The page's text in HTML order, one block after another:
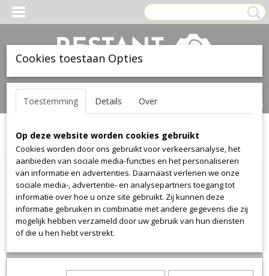
Inloggen Registreren
(0)
Home >Stof>Alcantara>Alcantara 3232
Cookies toestaan Opties
Toestemming Details Over
Op deze website worden cookies gebruikt
Cookies worden door ons gebruikt voor verkeersanalyse, het
aanbieden van sociale media-functies en het personaliseren
van informatie en advertenties. Daarnaast verlenen we onze
sociale media-, advertentie- en analysepartners toegang tot
informatie over hoe u onze site gebruikt. Zij kunnen deze
informatie gebruiken in combinatie met andere gegevens die zij
mogelijk hebben verzameld door uw gebruik van hun diensten
of die u hen hebt verstrekt.